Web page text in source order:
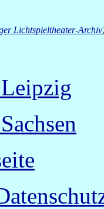
Lichtspieltheater-Archiv